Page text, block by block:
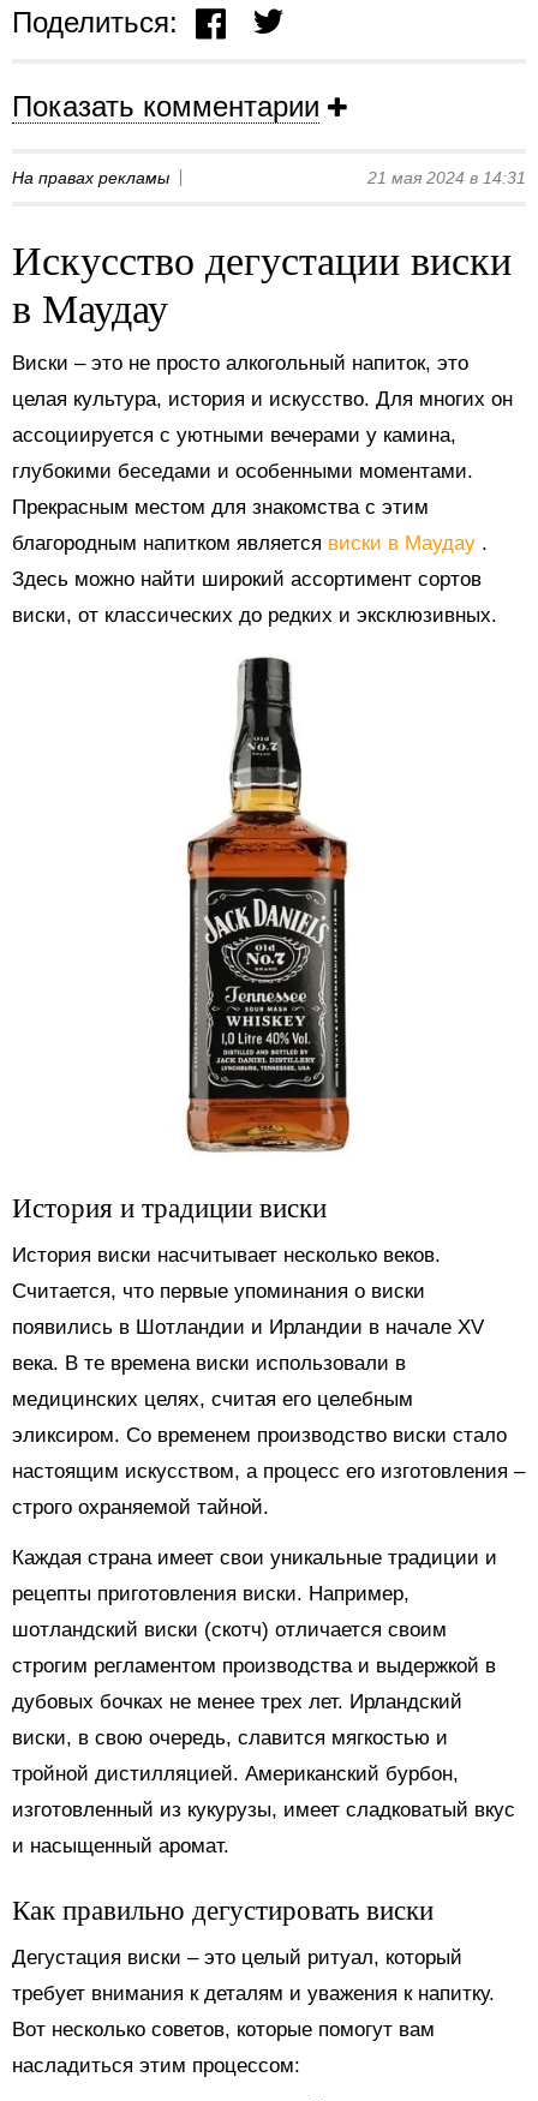
Поделиться:
Показать комментарии
На правах рекламы 21 мая 2024 в 14:31
Искусство дегустации виски
в Маудау
Виски – это не просто алкогольный напиток, это
целая культура, история и искусство. Для многих он
ассоциируется с уютными вечерами у камина,
глубокими беседами и особенными моментами.
Прекрасным местом для знакомства с этим
благородным напитком является виски в Маудау .
Здесь можно найти широкий ассортимент сортов
виски, от классических до редких и эксклюзивных.
История и традиции виски
История виски насчитывает несколько веков.
Считается, что первые упоминания о виски
появились в Шотландии и Ирландии в начале XV
века. В те времена виски использовали в
медицинских целях, считая его целебным
эликсиром. Со временем производство виски стало
настоящим искусством, а процесс его изготовления –
строго охраняемой тайной.
Каждая страна имеет свои уникальные традиции и
рецепты приготовления виски. Например,
шотландский виски (скотч) отличается своим
строгим регламентом производства и выдержкой в
дубовых бочках не менее трех лет. Ирландский
виски, в свою очередь, славится мягкостью и
тройной дистилляцией. Американский бурбон,
изготовленный из кукурузы, имеет сладковатый вкус
и насыщенный аромат.
Как правильно дегустировать виски
Дегустация виски – это целый ритуал, который
требует внимания к деталям и уважения к напитку.
Вот несколько советов, которые помогут вам
насладиться этим процессом: